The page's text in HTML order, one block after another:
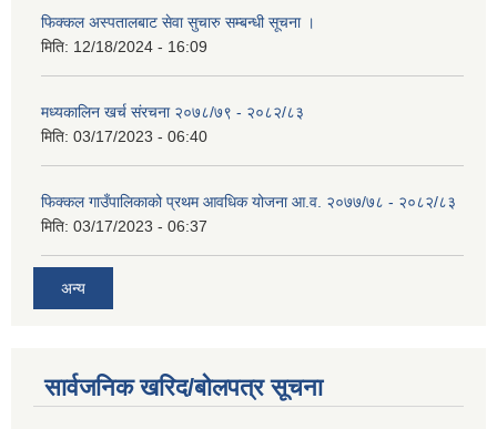
फिक्कल अस्पतालबाट सेवा सुचारु सम्बन्धी सूचना ।
मिति: 12/18/2024 - 16:09
मध्यकालिन खर्च संरचना २०७८/७९ - २०८२/८३
मिति: 03/17/2023 - 06:40
फिक्कल गाउँपालिकाको प्रथम आवधिक योजना आ.व. २०७७/७८ - २०८२/८३
मिति: 03/17/2023 - 06:37
अन्य
सार्वजनिक खरिद/बोलपत्र सूचना